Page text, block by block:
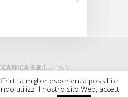
S.R.L. - piva:
| by F.I.P. Meccanica s.r.l.
byKinapp© 2026
la miglior esperienza possibile
utilizzi il nostro sito Web, accetti